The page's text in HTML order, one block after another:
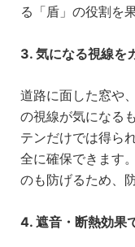
る「盾」の役割を
3. 気になる視線を
道路に面した窓や
の視線が気になる
テンだけでは得ら
全に確保できます
のも防げるため、
4. 遮音・断熱効果